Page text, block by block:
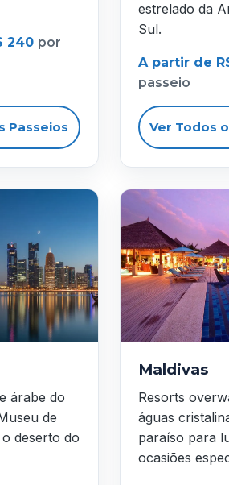
240 por
Passeios
estrelado da
Sul.
A partir de
passeio
Ver Todos
árabe do
de
deserto do
Maldivas
Resorts
águas
paraíso para
ocasiões